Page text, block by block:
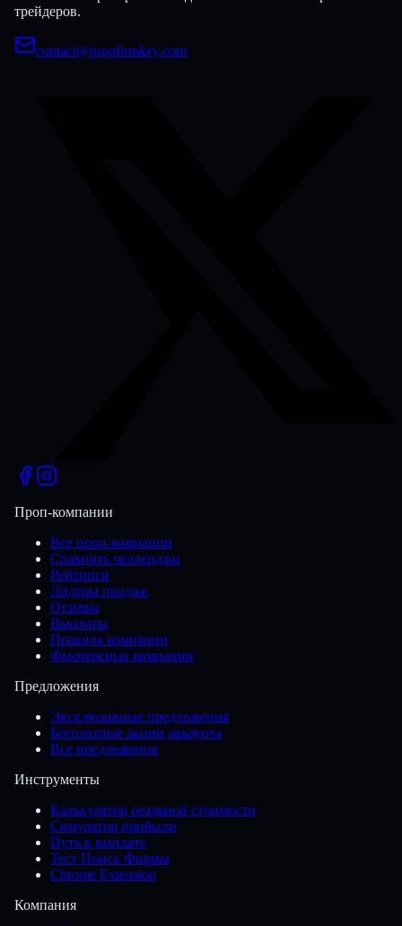
трейдеров.
contact@propfirmkey.com
Проп-компании
Все проп-компании
Сравнить челленджи
Рейтинги
Лидеры продаж
Отзывы
Выплаты
Правила компании
Фьючерсные компании
Предложения
Эксклюзивные предложения
Бесплатные акции аккаунта
Все предложения
Инструменты
Калькулятор реальной стоимости
Симулятор прибыли
Путь к выплате
Тест Поиск Фирмы
Chrome Extension
Компания